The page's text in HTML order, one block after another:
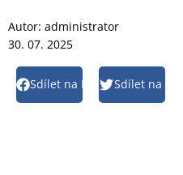
Autor: administrator
30. 07. 2025
Sdílet na FacebookSdílet na